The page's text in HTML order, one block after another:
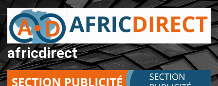
Aller
au
contenu
africdirect